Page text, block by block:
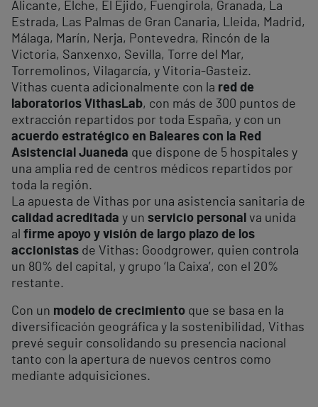
Alicante, Elche, El Ejido, Fuengirola, Granada, La
Estrada, Las Palmas de Gran Canaria, Lleida, Madrid,
Málaga, Marín, Nerja, Pontevedra, Rincón de la
Victoria, Sanxenxo, Sevilla, Torre del Mar,
Torremolinos, Vilagarcía, y Vitoria-Gasteiz.
Vithas cuenta adicionalmente con la red de
laboratorios VithasLab, con más de 300 puntos de
extracción repartidos por toda España, y con un
acuerdo estratégico en Baleares con la Red
Asistencial Juaneda que dispone de 5 hospitales y
una amplia red de centros médicos repartidos por
toda la región.
La apuesta de Vithas por una asistencia sanitaria de
calidad acreditada y un servicio personal va unida
al firme apoyo y visión de largo plazo de los
accionistas de Vithas: Goodgrower, quien controla
un 80% del capital, y grupo ‘la Caixa’, con el 20%
restante.
Con un modelo de crecimiento que se basa en la
diversificación geográfica y la sostenibilidad, Vithas
prevé seguir consolidando su presencia nacional
tanto con la apertura de nuevos centros como
mediante adquisiciones.